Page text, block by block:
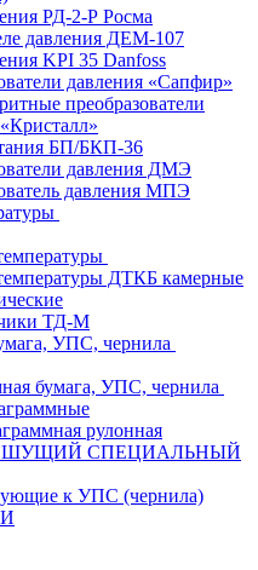
РД-2-Р Росма
давления ДЕМ-107
KPI 35 Danfoss
давления «Сапфир»
преобразователи
БП/БКП-36
давления ДМЭ
давления МПЭ
ДТКБ камерные
ТД-М
УПС, чернила
бумага, УПС, чернила
рулонная
СПЕЦИАЛЬНЫЙ
к УПС (чернила)